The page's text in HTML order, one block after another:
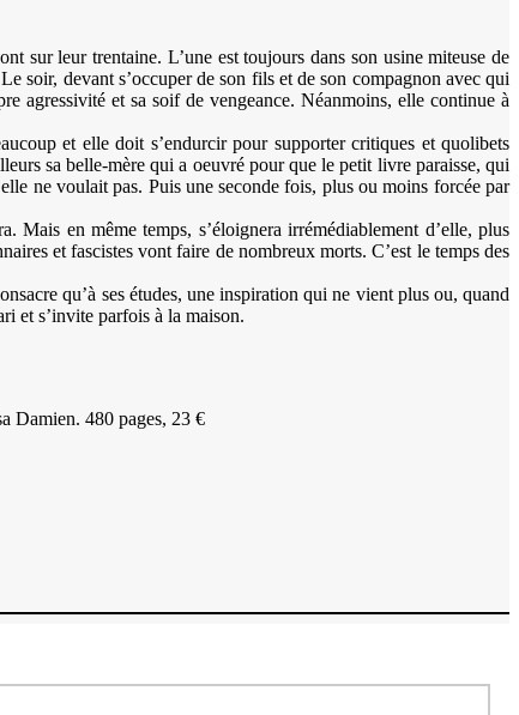
sur leur trentaine. L’une est toujours dans son usine miteuse de
soir, devant s’occuper de son fils et de son compagnon avec qui
agressivité et sa soif de vengeance. Néanmoins, elle continue à
et elle doit s’endurcir pour supporter critiques et quolibets
sa belle-mère qui a oeuvré pour que le petit livre paraisse, qui
ne voulait pas. Puis une seconde fois, plus ou moins forcée par
en même temps, s’éloignera irrémédiablement d’elle, plus
et fascistes vont faire de nombreux morts. C’est le temps des
qu’à ses études, une inspiration qui ne vient plus ou, quand
et s’invite parfois à la maison.
Damien. 480 pages, 23 €